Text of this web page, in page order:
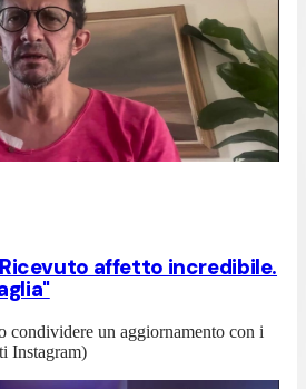
affetto incredibile.
condividere un aggiornamento con i
Instagram)